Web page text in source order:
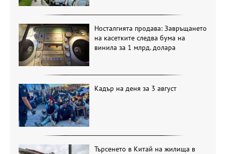
Носталгията продава: Завръщането
на касетките следва бума на
винила за 1 млрд. долара
Кадър на деня за 3 август
Търсенето в Китай на жилища в